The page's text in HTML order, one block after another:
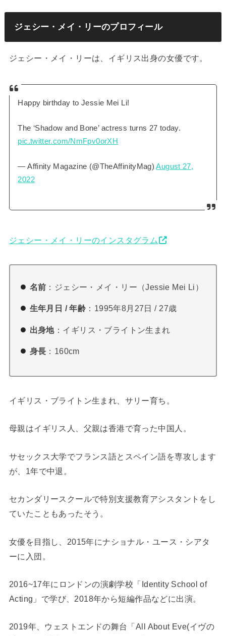
ジェシー・メイ・リーのプロフィール
ジェシー・メイ・リーは、イギリス出身の女優です。
Happy birthday to Jessie Mei Li!
The ‘Shadow and Bone’ actress turns 27 today.
pic.twitter.com/NmFpv0orXH
— Affinity Magazine (@TheAffinityMag)August 27,
2022
ジェシー・メイ・リーのインスタグラム
名前 ：ジェシー・メイ・リー（Jessie Mei Li）
生年月日 / 年齢 ：1995年8月27日 / 27歳
出身地：イギリス・ブライトン生まれ
身長 ：160cm
イギリス・ブライトン生まれ、サリー育ち。
母親はイギリス人、父親は香港で育った中国人。
サセックス大学でフランス語とスペイン語を専攻します
が、1年で中退。
セカンダリースクールで特別支援教育アシスタントをし
ていたこともあったそう。
女優を目指し、2015年にナショナル・ユース・シアタ
ーに入団。
2016~17年にロンドンの演劇学校「Identity School of
Acting」で学び、2018年から短編作品などに出演。
2019年、ウェストエンドの舞台「All About Eve(イヴの